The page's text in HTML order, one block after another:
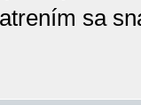
sa